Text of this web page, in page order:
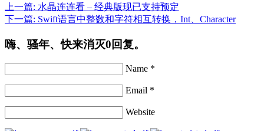
上一篇: 水晶连连看 – 经典版现已支持预定
下一篇: Swift语言中整数和字符相互转换，Int、Character
嗨、骚年、快来消灭0回复。
Name *
Email *
Website